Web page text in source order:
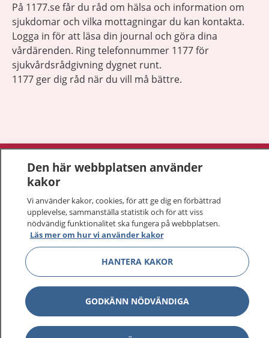
På 1177.se får du råd om hälsa och information om
sjukdomar och vilka mottagningar du kan kontakta.
Logga in för att läsa din journal och göra dina
vårdärenden. Ring telefonnummer 1177 för
sjukvårdsrådgivning dygnet runt.
1177 ger dig råd när du vill må bättre.
1177 på flera språk
Kontakt
Behandling av personuppgifter
Hantering av kakor
Inställningar för kakor
Den här webbplatsen använder
kakor
Vi använder kakor, cookies, för att ge dig en förbättrad
upplevelse, sammanställa statistik och för att viss
nödvändig funktionalitet ska fungera på webbplatsen.
Läs mer om hur vi använder kakor
HANTERA KAKOR
GODKÄNN NÖDVÄNDIGA